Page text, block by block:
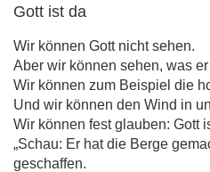
Gott ist da
Wir können Gott nicht sehen.
Aber wir können sehen, was
Wir können zum Beispiel die
Und wir können den Wind in
Wir können fest glauben: Gott
„Schau: Er hat die Berge
geschaffen.